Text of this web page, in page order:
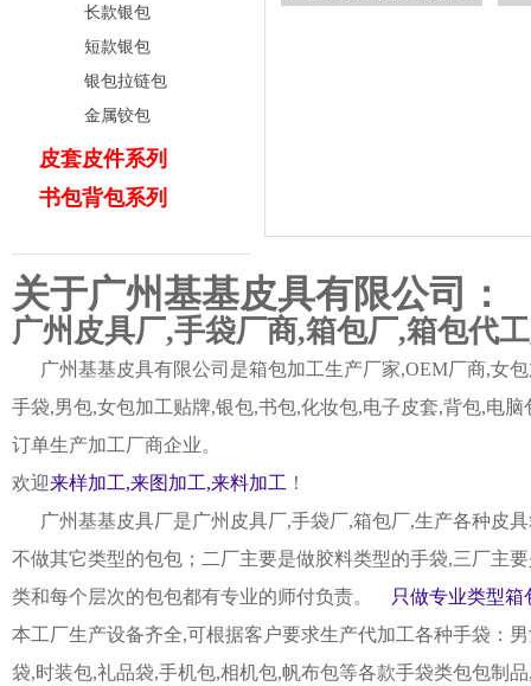
长款银包
短款银包
银包拉链包
金属铰包
皮套皮件系列
书包背包系列
关于广州基基皮具有限公司：
广州皮具厂,手袋厂商,箱包厂,箱包代
广州基基皮具有限公司是箱包加工生产厂家,OEM厂商,女
手袋,男包,女包加工贴牌,银包,书包,化妆包,电子皮套,背包,电
订单生产加工厂商企业。
欢迎来样加工,来图加工,来料加工 ！
广州基基皮具厂是广州皮具厂,手袋厂,箱包厂,生产各种皮
不做其它类型的包包；二厂主要是做胶料类型的手袋,三厂主
类和每个层次的包包都有专业的师付负责。
只做专业类型箱
本工厂生产设备齐全,可根据客户要求生产代加工各种手袋：
袋,时装包,礼品袋,手机包,相机包,帆布包等各款手袋类包包制